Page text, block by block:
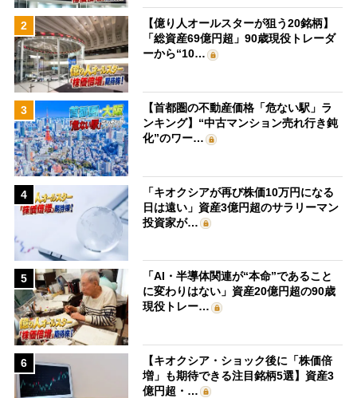
2
【億り人オールスターが狙う20銘柄】
「総資産69億円超」90歳現役トレーダ
ーから“10…
3
【首都圏の不動産価格「危ない駅」ラ
ンキング】“中古マンション売れ行き鈍
化”のワー…
4
「キオクシアが再び株価10万円になる
日は遠い」資産3億円超のサラリーマン
投資家が…
5
「AI・半導体関連が“本命”であること
に変わりはない」資産20億円超の90歳
現役トレー…
6
【キオクシア・ショック後に「株価倍
増」も期待できる注目銘柄5選】資産3
億円超・…